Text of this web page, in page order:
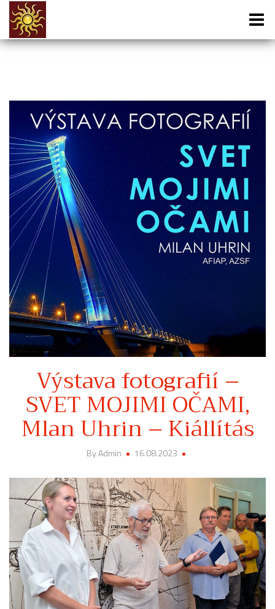
Výstava fotografií –
SVET MOJIMI OČAMI,
Mlan Uhrin – Kiállítás
By Admin 16.08.2023